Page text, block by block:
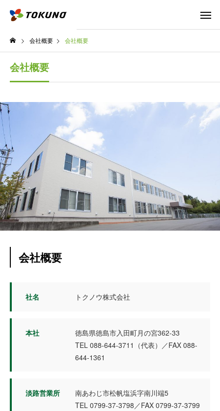
会社概要 会社概要
会社概要
会社概要
社名 トクノウ株式会社
本社
徳島県徳島市入田町月の宮362-33
TEL 088-644-3711（代表）／FAX 088-
644-1361
淡路営業所
南あわじ市松帆塩浜字南川端5
TEL 0799-37-3798／FAX 0799-37-3799